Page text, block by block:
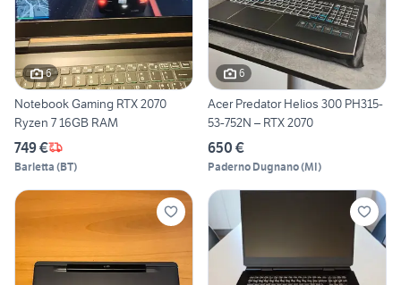
6
Notebook Gaming RTX 2070
Ryzen 7 16GB RAM
749 €
Barletta (BT)
6
Acer Predator Helios 300 PH315-
53-752N – RTX 2070
650 €
Paderno Dugnano(MI)